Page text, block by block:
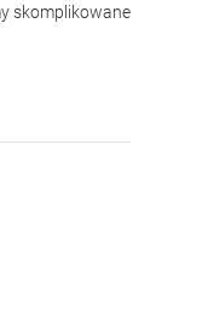
skomplikowane